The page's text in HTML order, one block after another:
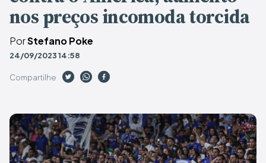
nos preços incomoda torcida
PorStefano Poke
24/09/2023 14:58
Compartilhe